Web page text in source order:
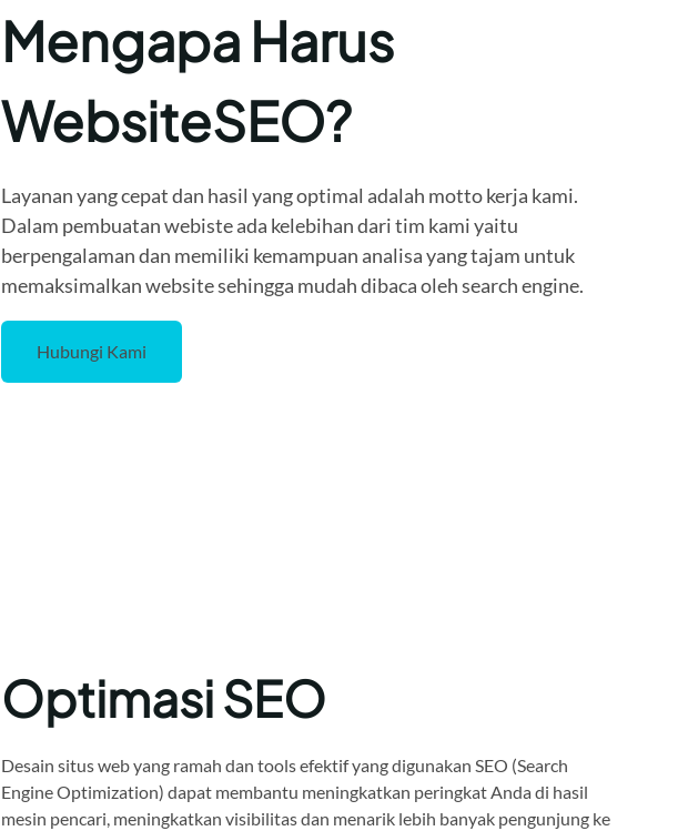
Mengapa Harus
WebsiteSEO?
Layanan yang cepat dan hasil yang optimal adalah motto kerja kami.
Dalam pembuatan webiste ada kelebihan dari tim kami yaitu
berpengalaman dan memiliki kemampuan analisa yang tajam untuk
memaksimalkan website sehingga mudah dibaca oleh search engine.
Hubungi Kami
Optimasi SEO
Desain situs web yang ramah dan tools efektif yang digunakan SEO (Search
Engine Optimization) dapat membantu meningkatkan peringkat Anda di hasil
mesin pencari, meningkatkan visibilitas dan menarik lebih banyak pengunjung ke